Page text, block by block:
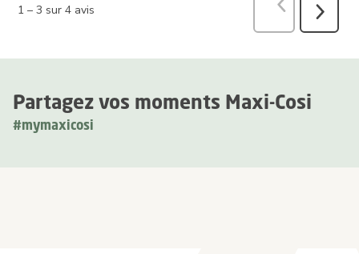
Partagez vos moments Maxi-Cosi
#mymaxicosi
1 – 3 sur 4 avis
Suivant
avis